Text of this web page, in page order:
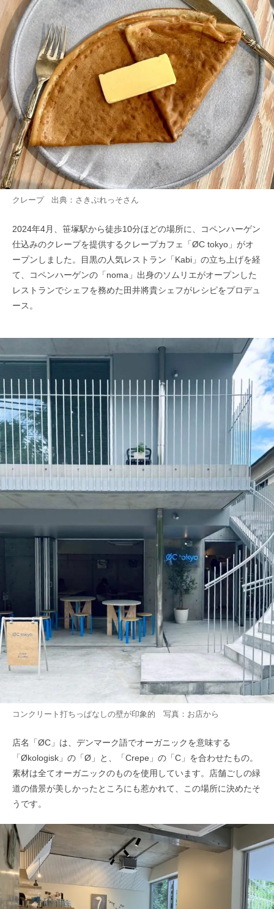
クレープ 出典： さきぷれっそさん
2024年4月、笹塚駅から徒歩10分ほどの場所に、コペンハーゲン
仕込みのクレープを提供するクレープカフェ「ØC tokyo」がオ
ープンしました。目黒の人気レストラン「Kabi」の立ち上げを経
て、コペンハーゲンの「noma」出身のソムリエがオープンした
レストランでシェフを務めた田井將貴シェフがレシピをプロデュ
ース。
コンクリート打ちっぱなしの壁が印象的 写真：お店から
店名「ØC」は、デンマーク語でオーガニックを意味する
「Økologisk」の「Ø」と、「Crepe」の「C」を合わせたもの。
素材は全てオーガニックのものを使用しています。店舗ごしの緑
道の借景が美しかったところにも惹かれて、この場所に決めたそ
うです。